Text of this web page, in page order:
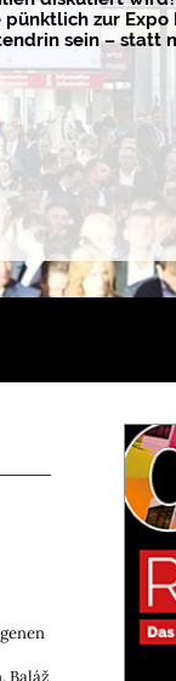
pünktlich zur Expo
sein – statt
Baláž